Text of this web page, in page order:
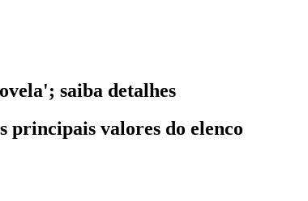
saiba detalhes
principais valores do elenco